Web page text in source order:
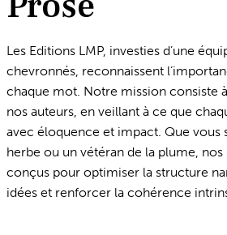
Les Editions LMP, investies d’une
chevronnés, reconnaissent
chaque mot. Notre mission consiste
nos auteurs, en veillant à ce que
avec éloquence et impact. Que vous
herbe ou un vétéran de la plume, nos
conçus pour optimiser la structure
idées et renforcer la cohérence